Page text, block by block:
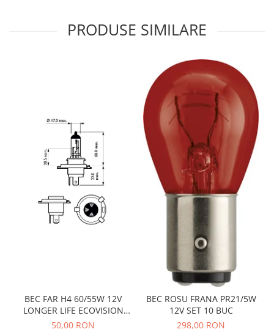
PRODUSE SIMILARE
BEC FAR H4 60/55W 12V
LONGER LIFE ECOVISION
PHILIPS
50,00 RON
BEC ROSU FRANA PR21/5W
12V SET 10 BUC
298,00 RON